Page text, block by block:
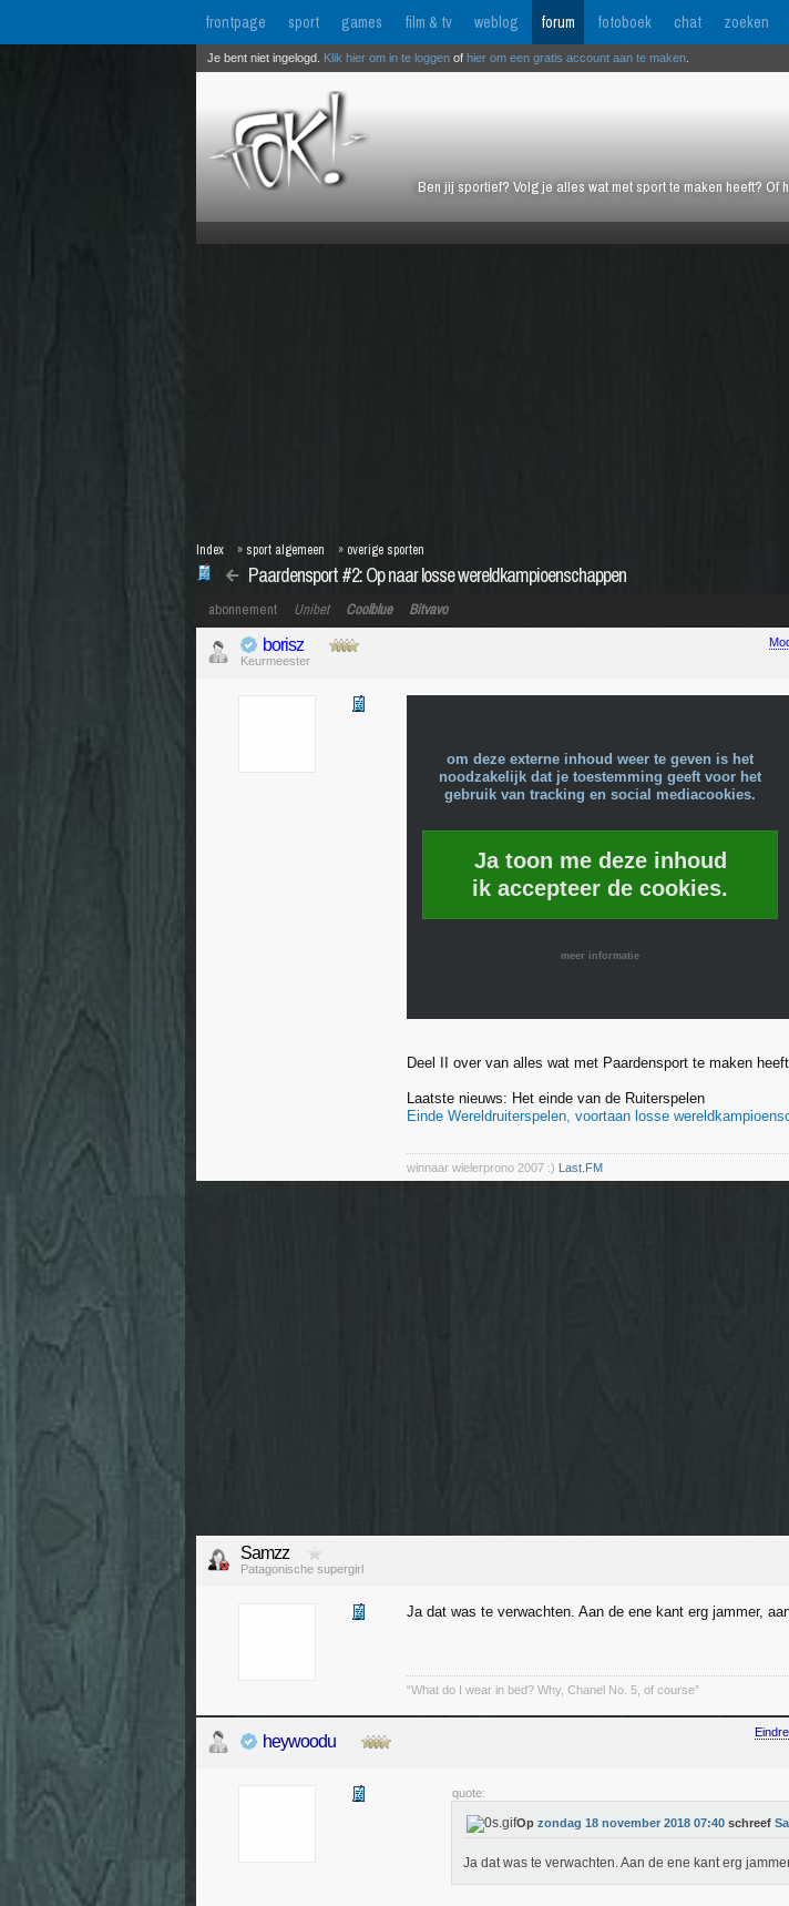
frontpage sport games film & tv weblog forum fotoboek chat zoeken
Ben jij sportief? Volg je alles wat met sport te maken heeft?
Je bent niet ingelogd. Klik hier om in te loggen of hier om een gratis account aan te maken
Paardensport #2: Op naar losse wereldkampioenschappen
Index » sport algemeen » overige sporten
abonnement Unibet Coolblue Bitvavo
borisz
Keurmeester
om deze externe inhoud weer te geven is het
noodzakelijk dat je toestemming geeft voor het
gebruik van tracking en social mediacookies.
Ja toon me deze inhoud
ik accepteer de cookies.
meer informatie
Deel II over van alles wat met Paardensport te maken
Laatste nieuws: Het einde van de Ruiterspelen
Einde Wereldruiterspelen, voortaan losse
winnaar wielerprono 2007 :) Last.FM
Samzz
Patagonische supergirl
Ja dat was te verwachten. Aan de ene kant erg jammer,
“What do I wear in bed? Why, Chanel No. 5, of course”
heywoodu
quote:
Op zondag 18 november 2018 07:40 schreef
Ja dat was te verwachten. Aan de ene kant erg